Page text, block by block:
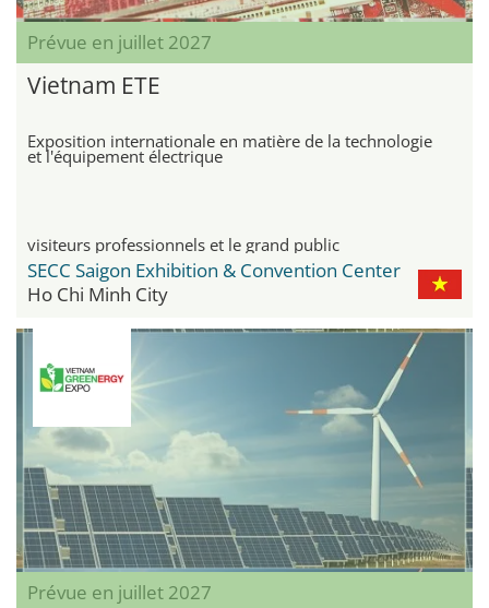
Prévue en juillet 2027
Vietnam ETE
Exposition internationale en matière de la technologie
et l'équipement électrique
visiteurs professionnels et le grand public
SECC Saigon Exhibition & Convention Center
Ho Chi Minh City
Prévue en juillet 2027